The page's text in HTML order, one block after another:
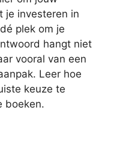
je investeren in
plek om je
hangt niet
vooral van een
Leer hoe
keuze te
boeken.